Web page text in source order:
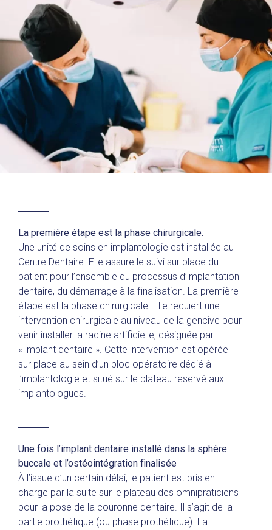
La première étape est la phase chirurgicale.
Une unité de soins en implantologie est installée au
Centre Dentaire. Elle assure le suivi sur place du
patient pour l’ensemble du processus d’implantation
dentaire, du démarrage à la finalisation. La première
étape est la phase chirurgicale. Elle requiert une
intervention chirurgicale au niveau de la gencive pour
venir installer la racine artificielle, désignée par
« implant dentaire ». Cette intervention est opérée
sur place au sein d’un bloc opératoire dédié à
l’implantologie et situé sur le plateau reservé aux
implantologues.
Une fois l’implant dentaire installé dans la sphère
buccale et l’ostéointégration finalisée
À l’issue d’un certain délai, le patient est pris en
charge par la suite sur le plateau des omnipraticiens
pour la pose de la couronne dentaire. Il s’agit de la
partie prothétique (ou phase prothétique). La